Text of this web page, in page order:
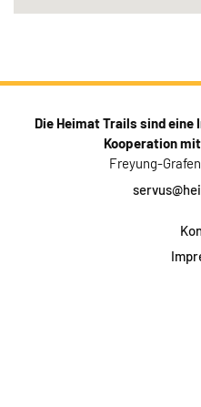
Die Heimat Trails sind
Kooperation
Freyung-